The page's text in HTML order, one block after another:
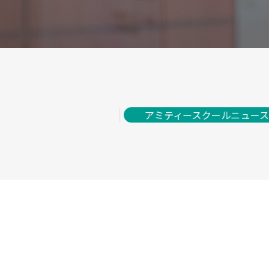
アミティースクールニュース